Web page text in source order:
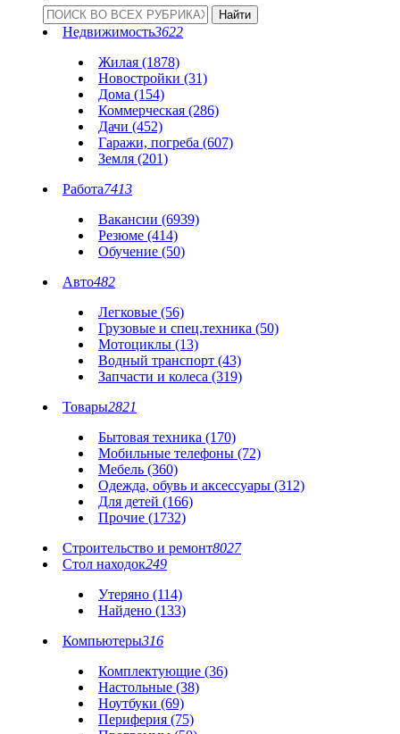
Недвижимость3622
Жилая (1878)
Новостройки (31)
Дома (154)
Коммерческая (286)
Дачи (452)
Гаражи, погреба (607)
Земля (201)
Работа7413
Вакансии (6939)
Резюме (414)
Обучение (50)
Авто482
Легковые (56)
Грузовые и спец.техника (50)
Мотоциклы (13)
Водный транспорт (43)
Запчасти и колеса (319)
Товары2821
Бытовая техника (170)
Мобильные телефоны (72)
Мебель (360)
Одежда, обувь и аксессуары (312)
Для детей (166)
Прочие (1732)
Строительство и ремонт8027
Стол находок249
Утеряно (114)
Найдено (133)
Компьютеры316
Комплектующие (36)
Настольные (38)
Ноутбуки (69)
Периферия (75)